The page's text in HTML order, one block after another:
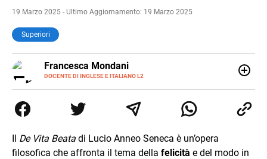
19 Marzo 2025 - Ultimo Aggiornamento: 19 Marzo 2025
Superiori
Francesca Mondani
DOCENTE DI INGLESE E ITALIANO L2
LINKEDIN
INSTAGRAM
secondaria di secondo grado. Mi occupo inoltre di
traduzioni, SEO Onsite e contenuti per il web. Amo i saggi
della sintesi.
Il De Vita Beata di Lucio Anneo Seneca è un’opera
filosofica che affronta il tema della felicità e del modo in